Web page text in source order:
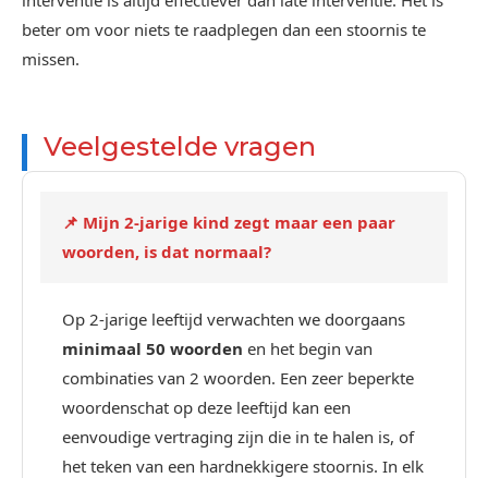
beter om voor niets te raadplegen dan een stoornis te
missen.
Veelgestelde vragen
📌 Mijn 2-jarige kind zegt maar een paar
woorden, is dat normaal?
Op 2-jarige leeftijd verwachten we doorgaans
minimaal 50 woorden en het begin van
combinaties van 2 woorden. Een zeer beperkte
woordenschat op deze leeftijd kan een
eenvoudige vertraging zijn die in te halen is, of
het teken van een hardnekkigere stoornis. In elk